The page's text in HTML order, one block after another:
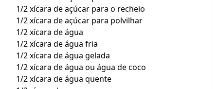
1/2 xícara de açúcar para o recheio
1/2 xícara de açúcar para polvilhar
1/2 xícara de água
1/2 xícara de água fria
1/2 xícara de água gelada
1/2 xícara de água ou água de coco
1/2 xícara de água quente